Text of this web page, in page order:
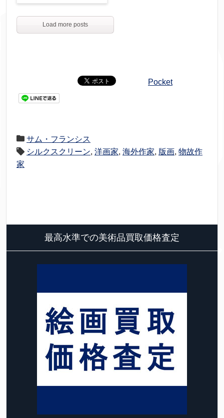
Load more posts
Pocket
サム・フランシス
シルクスクリーン, 洋画家, 海外作家, 版画, 物故作
家
最高水準での美術品買取価格査定